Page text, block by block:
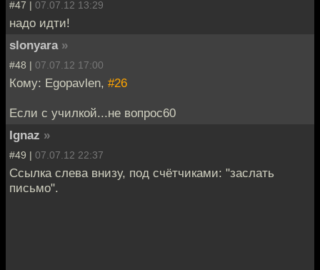
#47 | 07.07.12 13:29
надо идти!
slonyara »
#48 | 07.07.12 17:00
Кому: Egopavlen, #26
Если с училкой...не вопрос60
Ignaz »
#49 | 07.07.12 22:37
Ссылка слева внизу, под счётчиками: "заслать
письмо".